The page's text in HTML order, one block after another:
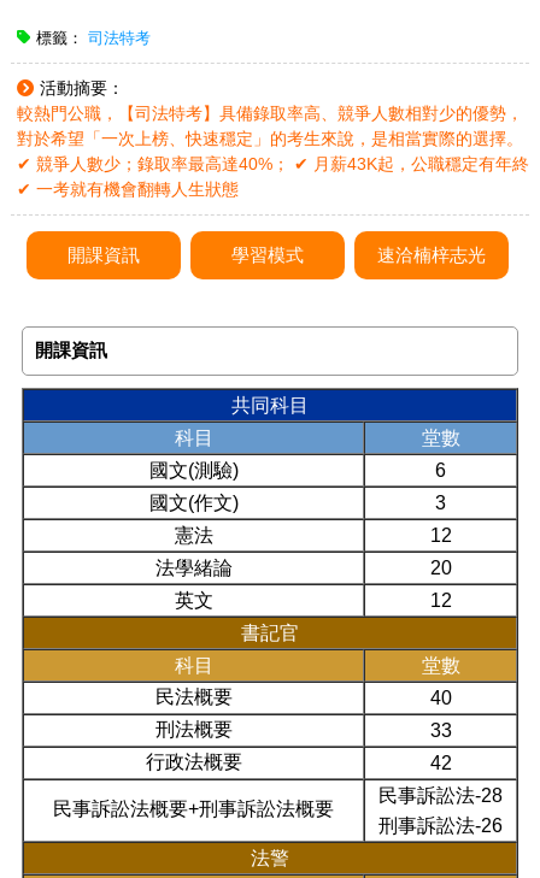
標籤： 司法特考
活動摘要：
較熱門公職，【司法特考】具備錄取率高、競爭人數相對少的優勢，
對於希望「一次上榜、快速穩定」的考生來說，是相當實際的選擇。
✔ 競爭人數少；錄取率最高達40%； ✔ 月薪43K起，公職穩定有年終
✔ 一考就有機會翻轉人生狀態
開課資訊 學習模式 速洽楠梓志光
開課資訊
共同科目
科目
堂數
國文(測驗)
6
國文(作文)
3
憲法
12
法學緒論
20
英文
12
書記官
科目
堂數
民法概要
40
刑法概要
33
行政法概要
42
民事訴訟法概要+刑事訴訟法概要
民事訴訟法-28
刑事訴訟法-26
法警